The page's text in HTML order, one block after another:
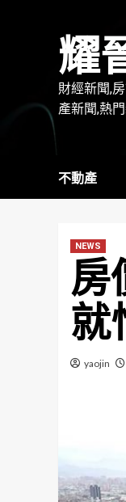
耀
財經新聞,
產新聞,熱
不動產
NEWS
房
就
yaojin